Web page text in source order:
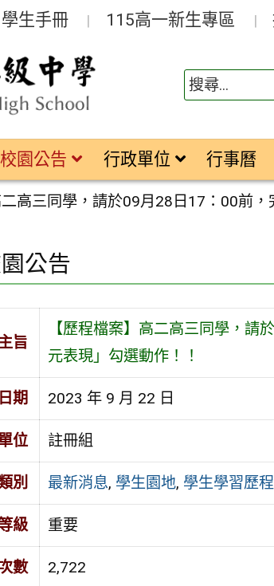
學生手冊 115高一新生專區
校園公告 行政單位 行事曆
二高三同學，請於09月28日17：00前
公告
旨
【歷程檔案】高二高三同學，
元表現」勾選動作！！
期 2023 年 9 月 22 日
位 註冊組
別 最新消息, 學生園地, 學生學習歷
級 重要
數 2,722